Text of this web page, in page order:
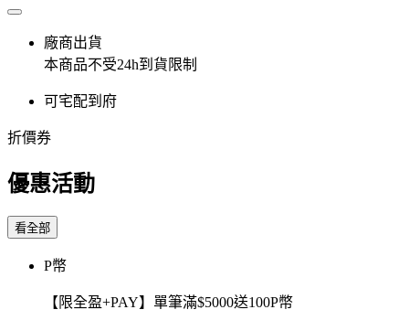
廠商出貨
本商品不受24h到貨限制
可宅配到府
折價券
優惠活動
看全部
P幣
【限全盈+PAY】單筆滿$5000送100P幣